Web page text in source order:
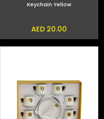
Keychain Yellow
AED 20.00